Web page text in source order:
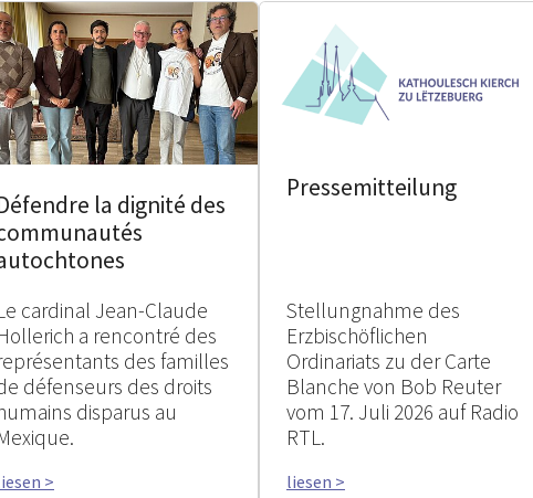
la dignité des
cardinal Jean-Claude
a rencontré des
des familles
défenseurs des droits
disparus au
>
Pressemitteilung
Stellungnahme des
Erzbischöflichen
Ordinariats zu der Carte
Blanche von Bob Reuter
vom 17. Juli 2026 auf Radio
RTL.
liesen >